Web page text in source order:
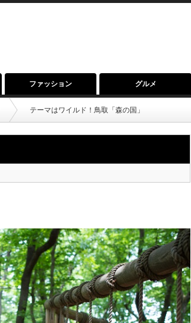
ファッション グルメ
テーマはワイルド！鳥取「森の国」